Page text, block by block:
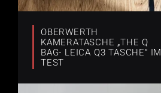
OBERWERTH
KAMERATASCHE „THE Q
BAG- LEICA Q3 TASCHE“ IM
TEST